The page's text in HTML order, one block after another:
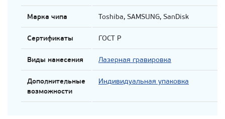
Марка чипа Toshiba, SAMSUNG, SanDisk
Сертификаты ГОСТ Р
Виды нанесения Лазерная гравировка
Дополнительные
возможности
Индивидуальная упаковка